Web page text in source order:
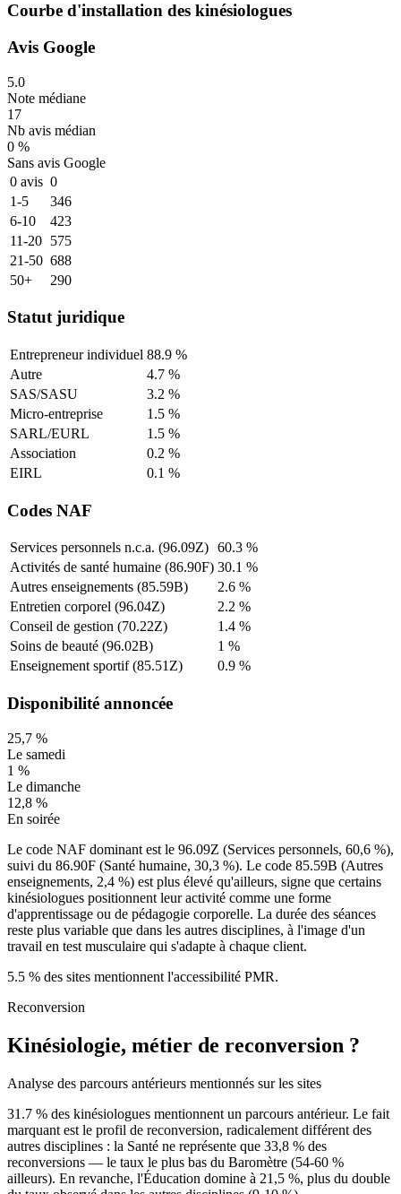
Courbe d'installation des kinésiologues
Avis Google
5.0
Note médiane
17
Nb avis médian
0 %
Sans avis Google
0 avis 0
1-5
346
6-10
423
11-20 575
21-50 688
50+
290
Statut juridique
Entrepreneur individuel 88.9 %
Autre
4.7 %
SAS/SASU
3.2 %
Micro-entreprise
1.5 %
SARL/EURL
1.5 %
Association
0.2 %
EIRL
0.1 %
Codes NAF
Services personnels n.c.a. (96.09Z) 60.3 %
Activités de santé humaine (86.90F) 30.1 %
Autres enseignements (85.59B)
2.6 %
Entretien corporel (96.04Z)
2.2 %
Conseil de gestion (70.22Z)
1.4 %
Soins de beauté (96.02B)
1 %
Enseignement sportif (85.51Z)
0.9 %
Disponibilité annoncée
25,7 %
Le samedi
1 %
Le dimanche
12,8 %
En soirée
Le code NAF dominant est le 96.09Z (Services personnels, 60,6 %),
suivi du 86.90F (Santé humaine, 30,3 %). Le code 85.59B (Autres
enseignements, 2,4 %) est plus élevé qu'ailleurs, signe que certains
kinésiologues positionnent leur activité comme une forme
d'apprentissage ou de pédagogie corporelle. La durée des séances
reste plus variable que dans les autres disciplines, à l'image d'un
travail en test musculaire qui s'adapte à chaque client.
5.5 % des sites mentionnent l'accessibilité PMR.
Reconversion
Kinésiologie, métier de reconversion ?
Analyse des parcours antérieurs mentionnés sur les sites
31.7 % des kinésiologues mentionnent un parcours antérieur. Le fait
marquant est le profil de reconversion, radicalement différent des
autres disciplines : la Santé ne représente que 33,8 % des
reconversions — le taux le plus bas du Baromètre (54-60 %
ailleurs). En revanche, l'Éducation domine à 21,5 %, plus du double